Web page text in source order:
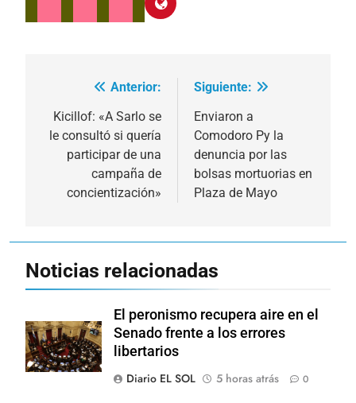
Navegación
de
entradas
Anterior:
Kicillof: «A Sarlo se
le consultó si quería
participar de una
campaña de
concientización»
Siguiente:
Enviaron a
Comodoro Py la
denuncia por las
bolsas mortuorias en
Plaza de Mayo
Noticias relacionadas
El peronismo recupera aire en el
Senado frente a los errores
libertarios
Diario EL SOL
5 horas atrás 0